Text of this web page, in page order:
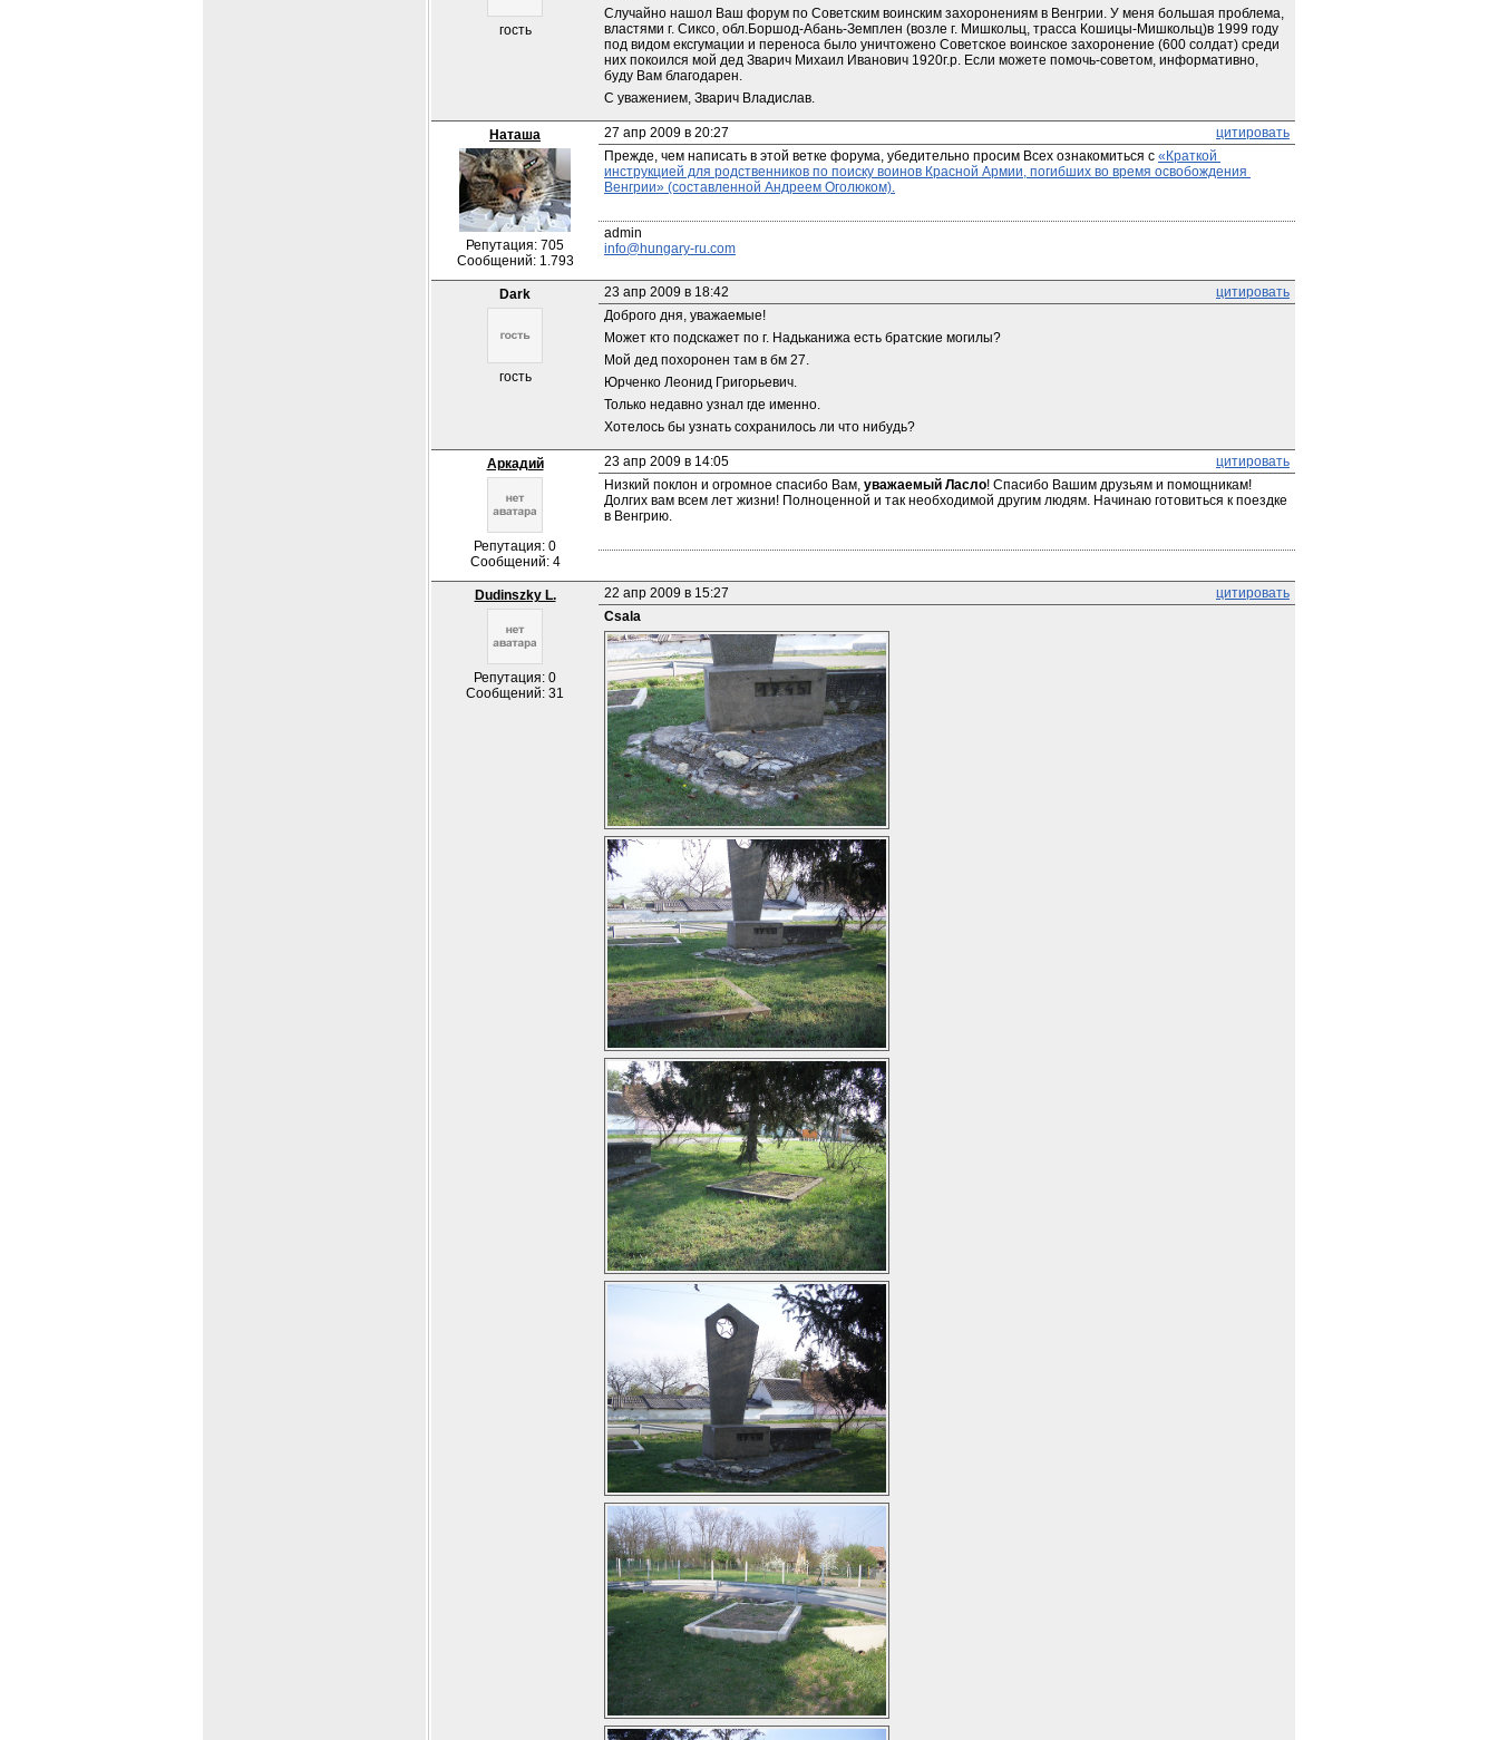
гость
Случайно нашол Ваш форум по Советским воинским захоронениям в Венгрии. У меня большая проблема,
властями г. Сиксо, обл.Боршод-Абань-Земплен (возле г. Мишкольц, трасса Кошицы-Мишкольц)в 1999 году
под видом ексгумации и переноса было уничтожено Советское воинское захоронение (600 солдат) среди
них покоился мой дед Зварич Михаил Иванович 1920г.р. Если можете помочь-советом, информативно,
буду Вам благодарен.
С уважением, Зварич Владислав.
Наташа
Репутация: 705
Сообщений: 1.793
27 апр 2009 в 20:27
цитировать
Прежде, чем написать в этой ветке форума, убедительно просим Всех ознакомиться с «Краткой
инструкцией для родственников по поиску воинов Красной Армии, погибших во время освобождения
Венгрии» (составленной Андреем Оголюком).
info@hungary-ru.com
Dark
гость
23 апр 2009 в 18:42
цитировать
Доброго дня, уважаемые!
Может кто подскажет по г. Надьканижа есть братские могилы?
Мой дед похоронен там в бм 27.
Юрченко Леонид Григорьевич.
Только недавно узнал где именно.
Хотелось бы узнать сохранилось ли что нибудь?
Аркадий
Репутация: 0
Сообщений: 4
23 апр 2009 в 14:05
цитировать
Низкий поклон и огромное спасибо Вам, уважаемый Ласло! Спасибо Вашим друзьям и помощникам!
Долгих вам всем лет жизни! Полноценной и так необходимой другим людям. Начинаю готовиться к поездке
в Венгрию.
Dudinszky L.
Репутация: 0
Сообщений: 31
22 апр 2009 в 15:27
цитировать
Csala